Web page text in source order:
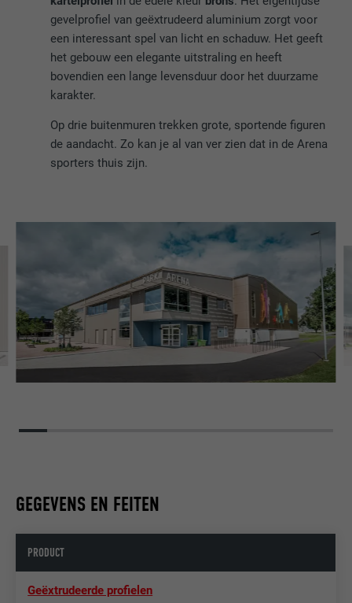
gevelprofiel van geëxtrudeerd aluminium zorgt voor
een interessant spel van licht en schaduw. Het geeft
het gebouw een elegante uitstraling en heeft
bovendien een lange levensduur door het duurzame
karakter.
Op drie buitenmuren trekken grote, sportende figuren
de aandacht. Zo kan je al van ver zien dat in de Arena
sporters thuis zijn.
GEGEVENS EN FEITEN
PRODUCT
Geëxtrudeerde profielen